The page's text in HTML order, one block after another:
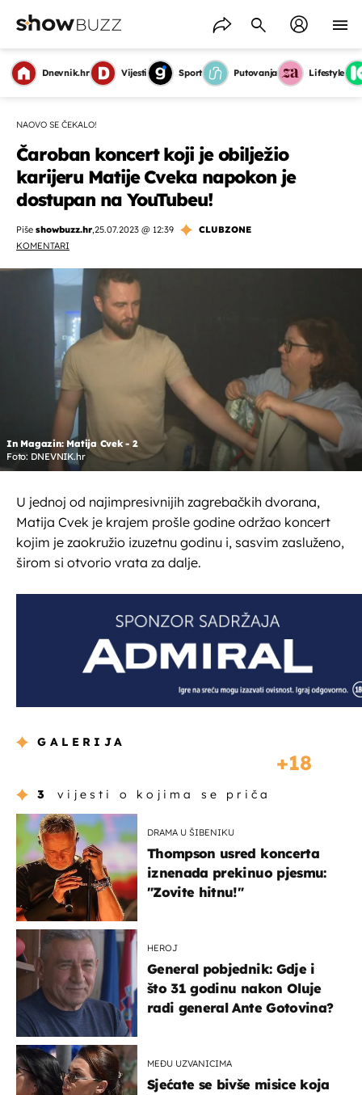
Dnevnik.hr Vijesti Sport Putovanja Lifestyle
NAOVO SE ČEKALO!
Čaroban koncert koji je obilježio
karijeru Matije Cveka napokon je
dostupan na YouTubeu!
Piše showbuzz.hr,25.07.2023 @ 12:39
CLUBZONE
KOMENTARI
In Magazin: Matija Cvek - 2
Foto: DNEVNIK.hr
U jednoj od najimpresivnijih zagrebačkih dvorana,
Matija Cvek je krajem prošle godine održao koncert
kojim je zaokružio izuzetnu godinu i, sasvim zasluženo,
širom si otvorio vrata za dalje.
GALERIJA
18
3 vijesti o kojima se priča
DRAMA U ŠIBENIKU
Thompson usred koncerta
iznenada prekinuo pjesmu:
"Zovite hitnu!"
HEROJ
General pobjednik: Gdje i
što 31 godinu nakon Oluje
radi general Ante Gotovina?
MEĐU UZVANICIMA
Sjećate se bivše misice koja
OMOGUĆI OBAVIJESTI